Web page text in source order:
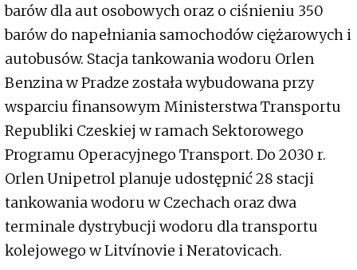
barów dla aut osobowych oraz o ciśnieniu 350
barów do napełniania samochodów ciężarowych i
autobusów. Stacja tankowania wodoru Orlen
Benzina w Pradze została wybudowana przy
wsparciu finansowym Ministerstwa Transportu
Republiki Czeskiej w ramach Sektorowego
Programu Operacyjnego Transport. Do 2030 r.
Orlen Unipetrol planuje udostępnić 28 stacji
tankowania wodoru w Czechach oraz dwa
terminale dystrybucji wodoru dla transportu
kolejowego w Litvínovie i Neratovicach.